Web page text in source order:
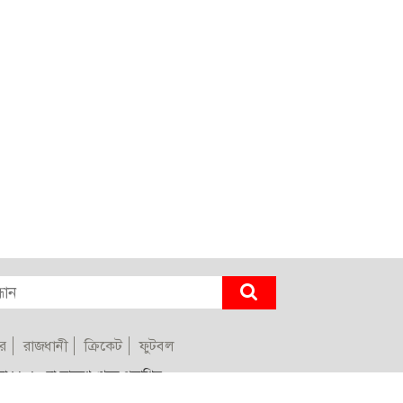
রাজধানী ক্রিকেট ফুটবল
১২০৮, বাংলাদেশ থেকে প্রকাশিত